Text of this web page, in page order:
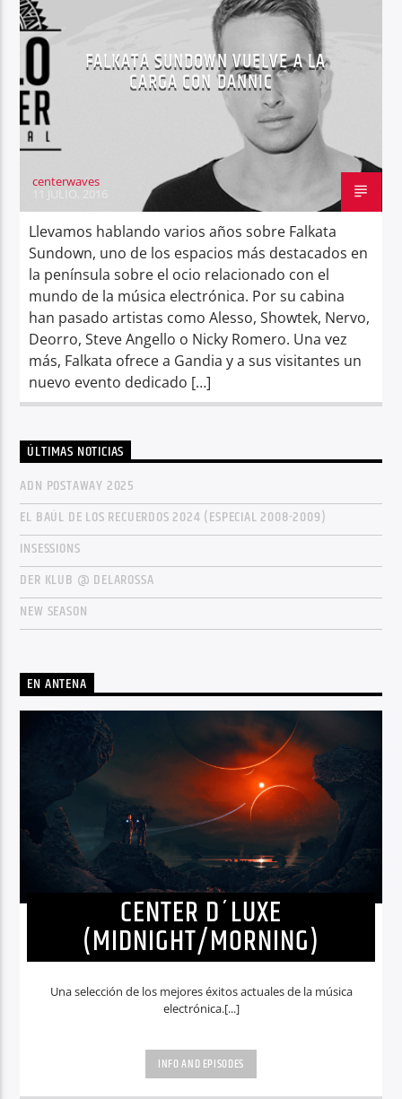
FALKATA SUNDOWN VUELVE A LA
CARGA CON DANNIC
centerwaves
11 JULIO, 2016
Llevamos hablando varios años sobre Falkata
Sundown, uno de los espacios más destacados en
la península sobre el ocio relacionado con el
mundo de la música electrónica. Por su cabina
han pasado artistas como Alesso, Showtek, Nervo,
Deorro, Steve Angello o Nicky Romero. Una vez
más, Falkata ofrece a Gandia y a sus visitantes un
nuevo evento dedicado […]
ÚLTIMAS NOTICIAS
ADN POSTAWAY 2025
EL BAÚL DE LOS RECUERDOS 2024 (ESPECIAL 2008-2009)
INSESSIONS
DER KLUB @ DELAROSSA
NEW SEASON
EN ANTENA
CENTER D´LUXE
(MIDNIGHT/MORNING)
Una selección de los mejores éxitos actuales de la música
electrónica.[...]
INFO AND EPISODES